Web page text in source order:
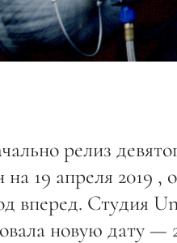
релиз
на 19 апреля 2019 ,
вперед. Студия
новую дату —